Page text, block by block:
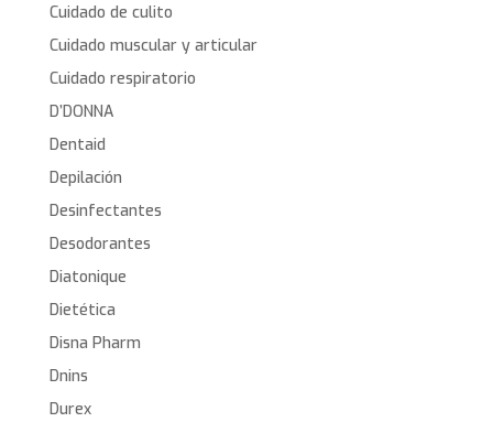
Cuidado de culito
Cuidado muscular y articular
Cuidado respiratorio
D’DONNA
Dentaid
Depilación
Desinfectantes
Desodorantes
Diatonique
Dietética
Disna Pharm
Dnins
Durex